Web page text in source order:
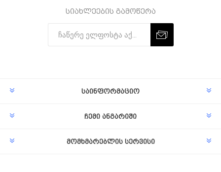
სიახლეების გამოწერა
საინფორმაციო
ჩემი ანგარიში
მომხმარებლის სერვისი